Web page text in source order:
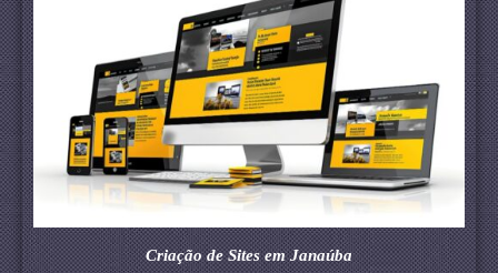
Criação de Sites em Janaúba